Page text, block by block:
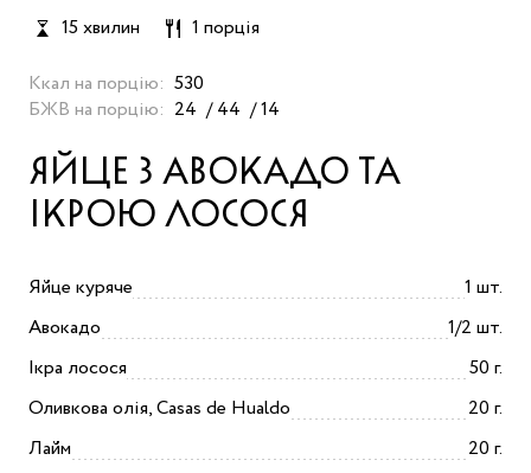
15 хвилин 1 порція
Ккал на порцію: 530
БЖВ на порцію: 24 44 14
ЯЙЦЕ З АВОКАДО ТА
ІКРОЮ ЛОСОСЯ
Яйце куряче
1 шт.
Авокадо
1/2 шт.
Ікра лосося
50 г.
Оливкова олія, Casas de Hualdo
20 г.
Лайм
20 г.